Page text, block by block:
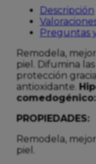
Descripción
Preguntas
Remodela,
piel. Difumina
protección
antioxidante.
comedogénico:
PROPIEDADES:
Remodela,
piel.